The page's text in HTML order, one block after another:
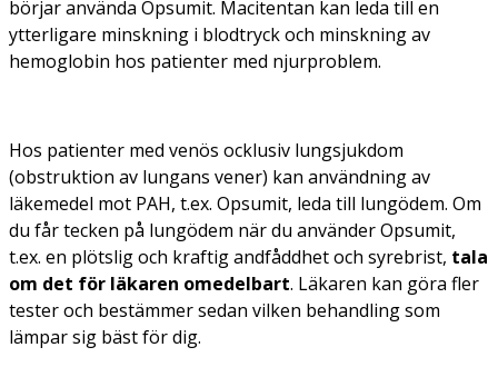
börjar använda Opsumit. Macitentan kan leda till en
ytterligare minskning i blodtryck och minskning av
hemoglobin hos patienter med njurproblem.
Hos patienter med venös ocklusiv lungsjukdom
(obstruktion av lungans vener) kan användning av
läkemedel mot PAH, t.ex. Opsumit, leda till lungödem. Om
du får tecken på lungödem när du använder Opsumit,
t.ex. en plötslig och kraftig andfåddhet och syrebrist, tala
om det för läkaren omedelbart. Läkaren kan göra fler
tester och bestämmer sedan vilken behandling som
lämpar sig bäst för dig.